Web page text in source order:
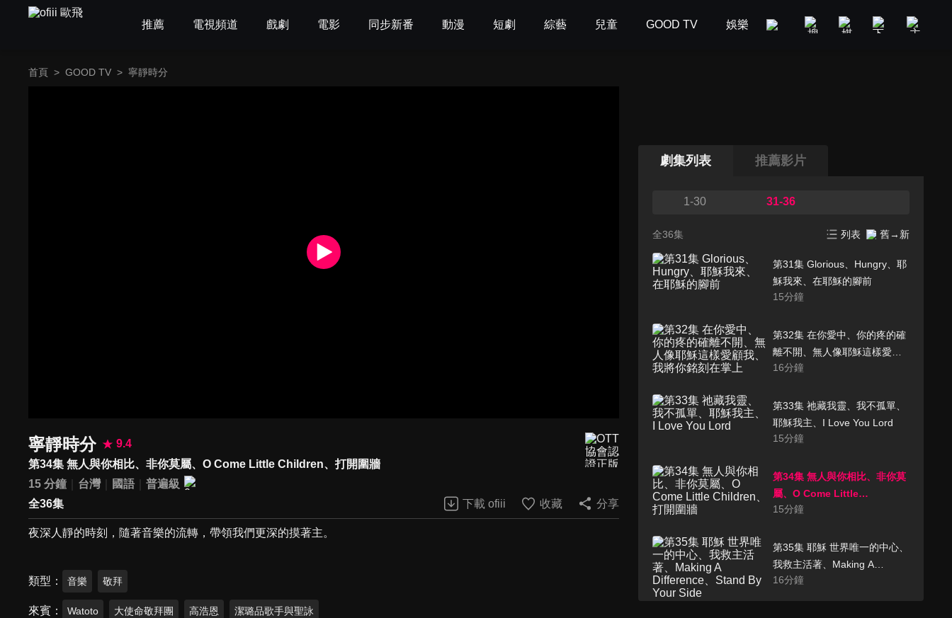
推薦 電視頻道 戲劇 電影 同步新番 動漫 短劇 綜藝 兒童 GOOD TV 娛樂 美食旅遊 新聞政論
首頁 > GOOD TV > 寧靜時分
寧靜時分
9.4
第34集 無人與你相比、非你莫屬、O Come Little Children、打開圍牆
15 分鐘
台灣 國語
普遍級
全36集
下載 ofiii 收藏 分享
夜深人靜的時刻，隨著音樂的流轉，帶領我們更深的摸著主。
類型 音樂 敬拜
來賓 Watoto 大使命敬拜團 高浩恩 潔璐品歌手與聖詠
劇集列表 推薦影片
1-30 31-36
全36集 列表 舊→新
第31集 Glorious、Hungry、耶
穌我來、在耶穌的腳前
15分鐘
第32集 在你愛中、你的疼的確
離不開、無人像耶穌這樣愛顧
我、我將你銘刻在掌上
16分鐘
第33集 祂藏我靈、我不孤單、
耶穌我主、I Love You Lord
15分鐘
第34集 無人與你相比、非你莫
屬、O Come Little
Children、打開圍牆
15分鐘
第35集 耶穌 世界唯一的中心、
我救主活著、Making A
Difference、Stand By Your
16分鐘